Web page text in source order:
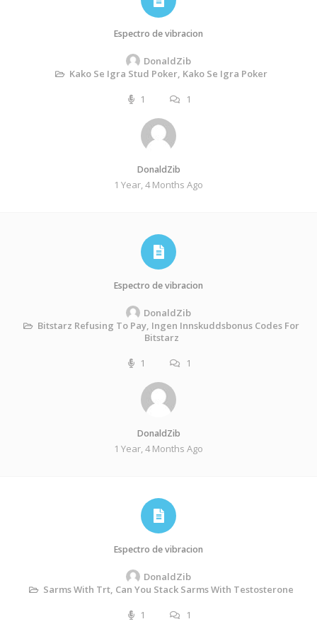
Espectro de vibracion
DonaldZib
Kako Se Igra Stud Poker, Kako Se Igra Poker
1
1
DonaldZib
1 Year, 4 Months Ago
Espectro de vibracion
DonaldZib
Bitstarz Refusing To Pay, Ingen Innskuddsbonus Codes For
Bitstarz
1
1
DonaldZib
1 Year, 4 Months Ago
Espectro de vibracion
DonaldZib
Sarms With Trt, Can You Stack Sarms With Testosterone
1
1